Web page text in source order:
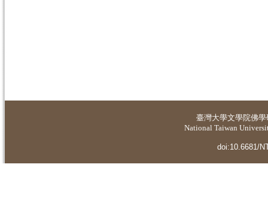
臺灣大學文學院佛
National Taiwan
doi:10.6681/